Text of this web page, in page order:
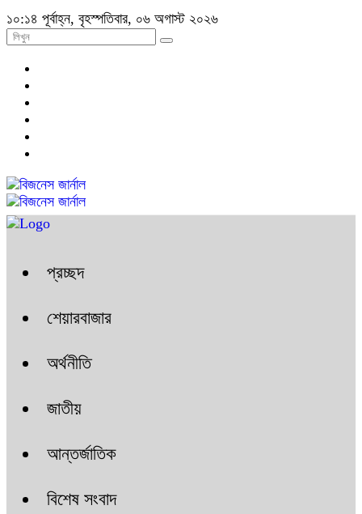
১০:১৪ পূর্বাহ্ন, বৃহস্পতিবার, ০৬ অগাস্ট ২০২৬
প্রচ্ছদ
শেয়ারবাজার
অর্থনীতি
জাতীয়
আন্তর্জাতিক
বিশেষ সংবাদ